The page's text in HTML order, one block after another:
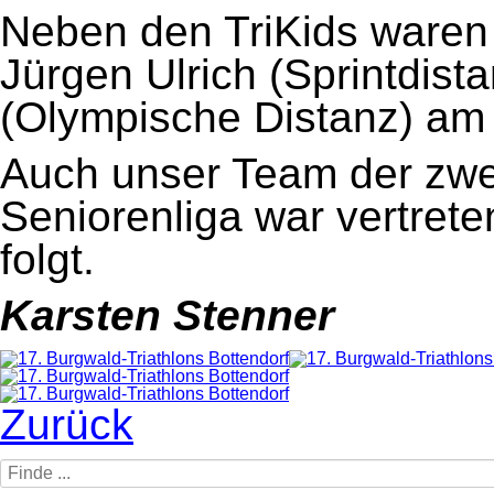
Neben den TriKids
Jürgen Ulrich
(Olympische Distanz)
Auch unser Team der
Seniorenliga war
folgt.
Karsten Stenner
Zurück